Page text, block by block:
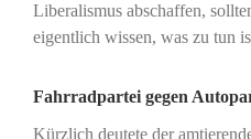
Liberalismus abschaffen,
eigentlich wissen, was zu tun
Fahrradpartei gegen
Kürzlich deutete der